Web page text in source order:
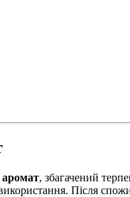
аромат, збагачений
Після